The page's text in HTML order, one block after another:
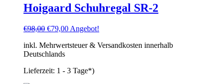
Hoigaard Schuhregal SR-2
€98,00 Ursprünglicher
war:
€98,00
€79,00Aktueller
ist:
Angebot!
inkl. Mehrwertsteuer & Versandkosten innerhalb
Deutschlands
Lieferzeit: 1 - 3 Tage*)